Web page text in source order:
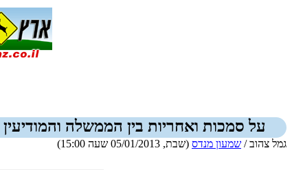
על סמכות ואחריות בין הממשלה והמודיעין
גמל צהוב / שמעון מנדס (שבת, 05/01/2013 שעה 15:00)